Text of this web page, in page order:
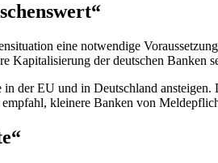
eine notwendige
Kapitalisierung der deutschen Banken
der EU und in Deutschland
kleinere Banken von